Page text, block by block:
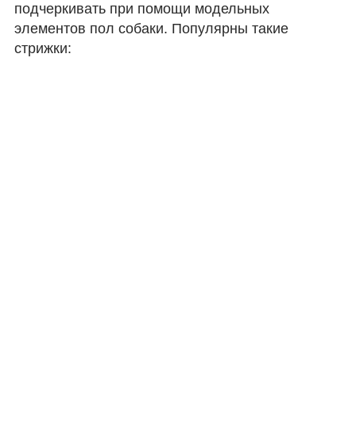
подчеркивать при помощи модельных
элементов пол собаки. Популярны такие
стрижки: